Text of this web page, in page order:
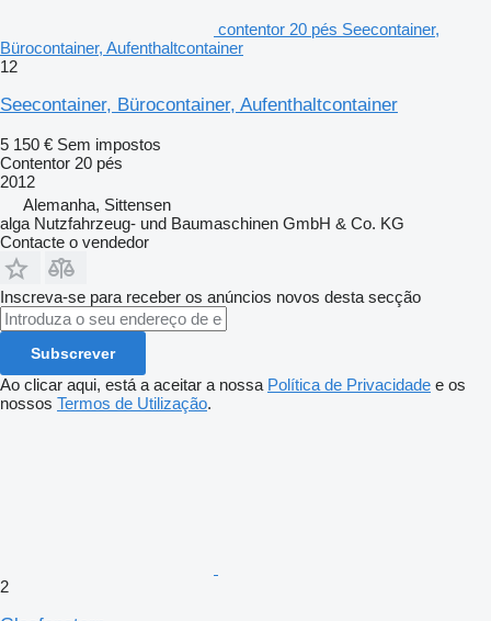
contentor 20 pés Seecontainer,
Bürocontainer, Aufenthaltcontainer
12
Seecontainer, Bürocontainer, Aufenthaltcontainer
5 150 € Sem impostos
Contentor 20 pés
2012
Alemanha, Sittensen
alga Nutzfahrzeug- und Baumaschinen GmbH & Co. KG
Contacte o vendedor
Inscreva-se para receber os anúncios novos desta secção
Subscrever
Ao clicar aqui, está a aceitar a nossa Política de Privacidade e os
nossos Termos de Utilização.
2